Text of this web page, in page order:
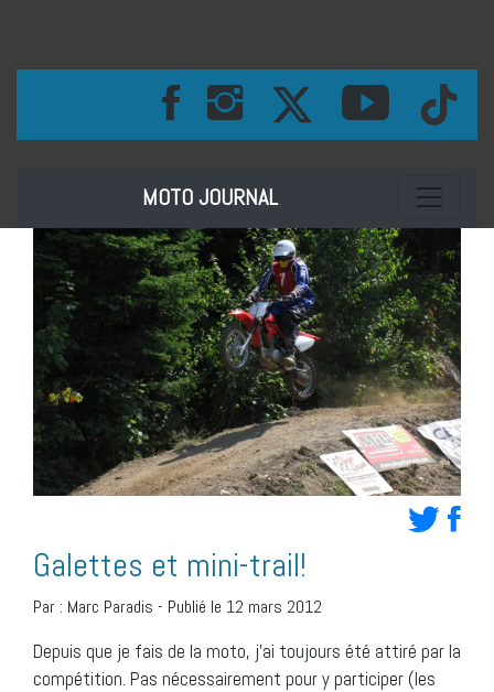
MOTO JOURNAL Toggle
Galettes et mini-trail!
Par : Marc Paradis - Publié le 12 mars 2012
Depuis que je fais de la moto, j’ai toujours été attiré par la
compétition. Pas nécessairement pour y participer (les